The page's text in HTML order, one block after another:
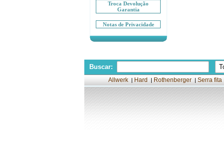
Troca Devolução
Garantia
Notas de Privacidade
Buscar:
Allwerk | Hard | Rothenberger | Serra fita